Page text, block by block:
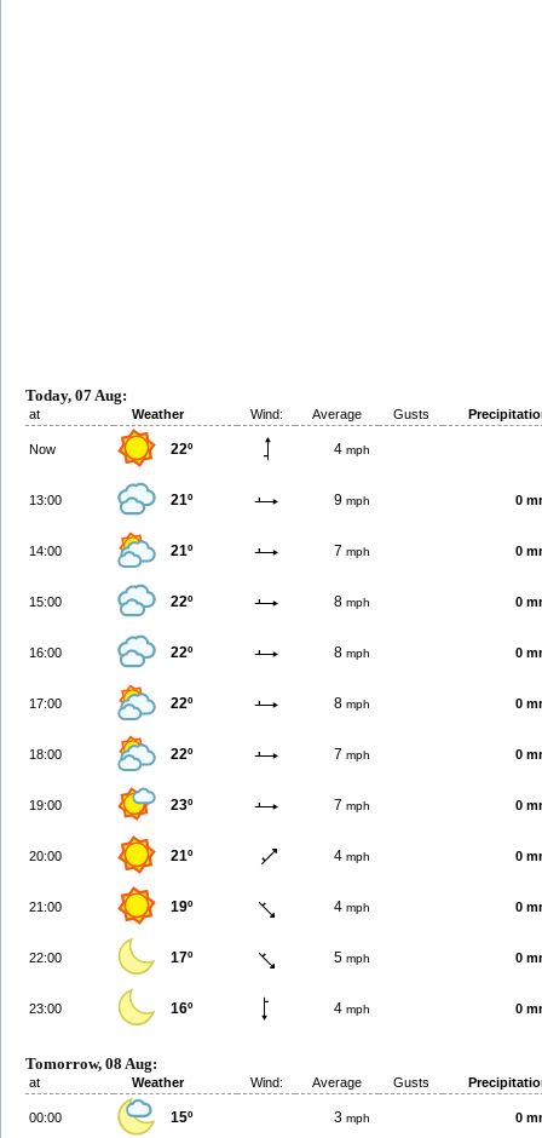
Today, 07 Aug:
at Weather Wind: Average Gusts
Now 22º 4 mph
13:00 21º 9 mph 0
14:00 21º 7 mph 0
15:00 22º 8 mph 0
16:00 22º 8 mph 0
17:00 22º 8 mph 0
18:00 22º 7 mph 0
19:00 23º 7 mph 0
20:00 21º 4 mph 0
21:00 19º 4 mph 0
22:00 17º 5 mph 0
23:00 16º 4 mph 0
Tomorrow, 08 Aug:
at Weather Wind: Average Gusts
00:00 15º 3 mph 0